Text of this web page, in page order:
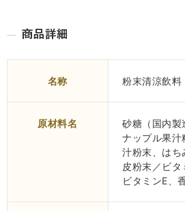
名称 粉末清涼飲料
原材料名
砂糖（国内製
ナップル果汁
汁粉末、はち
皮粉末／ビ
ビタミンE、